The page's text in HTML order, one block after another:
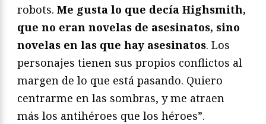
robots. Me gusta lo que decía Highsmith,
que no eran novelas de asesinatos, sino
novelas en las que hay asesinatos. Los
personajes tienen sus propios conflictos al
margen de lo que está pasando. Quiero
centrarme en las sombras, y me atraen
más los antihéroes que los héroes”.